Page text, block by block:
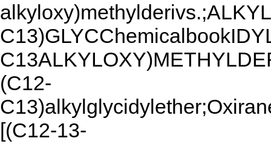
(C12-
[(C12-13-